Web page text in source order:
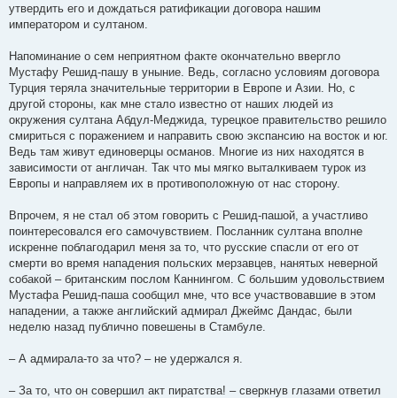
утвердить его и дождаться ратификации договора нашим
императором и султаном.
Напоминание о сем неприятном факте окончательно ввергло
Мустафу Решид-пашу в уныние. Ведь, согласно условиям договора
Турция теряла значительные территории в Европе и Азии. Но, с
другой стороны, как мне стало известно от наших людей из
окружения султана Абдул-Меджида, турецкое правительство решило
смириться с поражением и направить свою экспансию на восток и юг.
Ведь там живут единоверцы османов. Многие из них находятся в
зависимости от англичан. Так что мы мягко выталкиваем турок из
Европы и направляем их в противоположную от нас сторону.
Впрочем, я не стал об этом говорить с Решид-пашой, а участливо
поинтересовался его самочувствием. Посланник султана вполне
искренне поблагодарил меня за то, что русские спасли от его от
смерти во время нападения польских мерзавцев, нанятых неверной
собакой – британским послом Каннингом. С большим удовольствием
Мустафа Решид-паша сообщил мне, что все участвовавшие в этом
нападении, а также английский адмирал Джеймс Дандас, были
неделю назад публично повешены в Стамбуле.
– А адмирала-то за что? – не удержался я.
– За то, что он совершил акт пиратства! – сверкнув глазами ответил